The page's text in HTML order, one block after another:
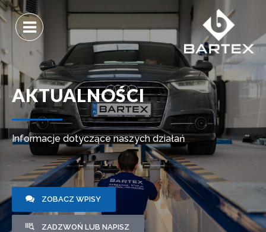
AKTUALNOŚCI
Informacje dotyczące naszych działań
ZOBACZ WPISY
ZADZWOŃ LUB NAPISZ